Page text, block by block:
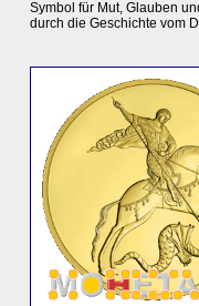
Symbol für Mut, Glauben
durch die Geschichte vom